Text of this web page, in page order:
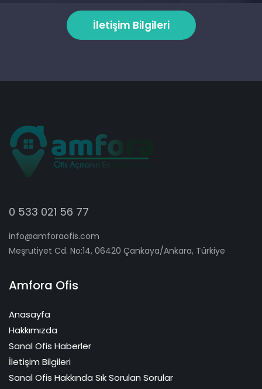
İletişim Bilgileri
0 533 021 56 77
info@amforaofis.com
Meşrutiyet Cd. No:14, 06420 Çankaya/Ankara, Türkiye
Amfora Ofis
Anasayfa
Hakkımızda
Sanal Ofis Haberler
İletişim Bilgileri
Sanal Ofis Hakkında Sık Sorulan Sorular